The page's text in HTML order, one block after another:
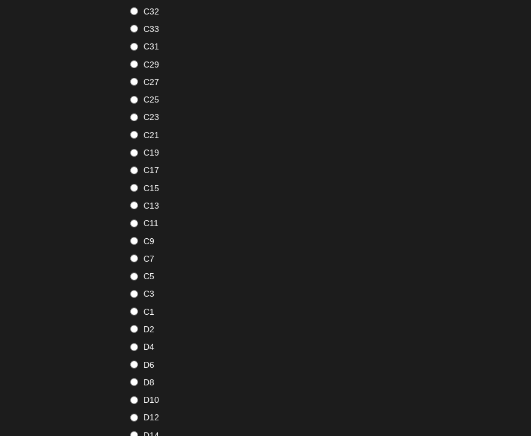
C32
C33
C31
C29
C27
C25
C23
C21
C19
C17
C15
C13
C11
C9
C7
C5
C3
C1
D2
D4
D6
D8
D10
D12